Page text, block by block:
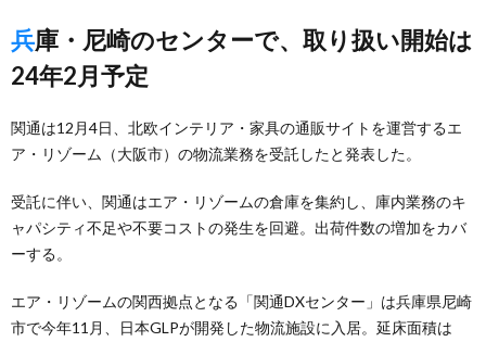
兵庫・尼崎のセンターで、取り扱い開始は
24年2月予定
関通は12月4日、北欧インテリア・家具の通販サイトを運営するエ
ア・リゾーム（大阪市）の物流業務を受託したと発表した。
受託に伴い、関通はエア・リゾームの倉庫を集約し、庫内業務のキ
ャパシティ不足や不要コストの発生を回避。出荷件数の増加をカバ
ーする。
エア・リゾームの関西拠点となる「関通DXセンター」は兵庫県尼崎
市で今年11月、日本GLPが開発した物流施設に入居。延床面積は